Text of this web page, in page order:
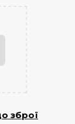
зброї